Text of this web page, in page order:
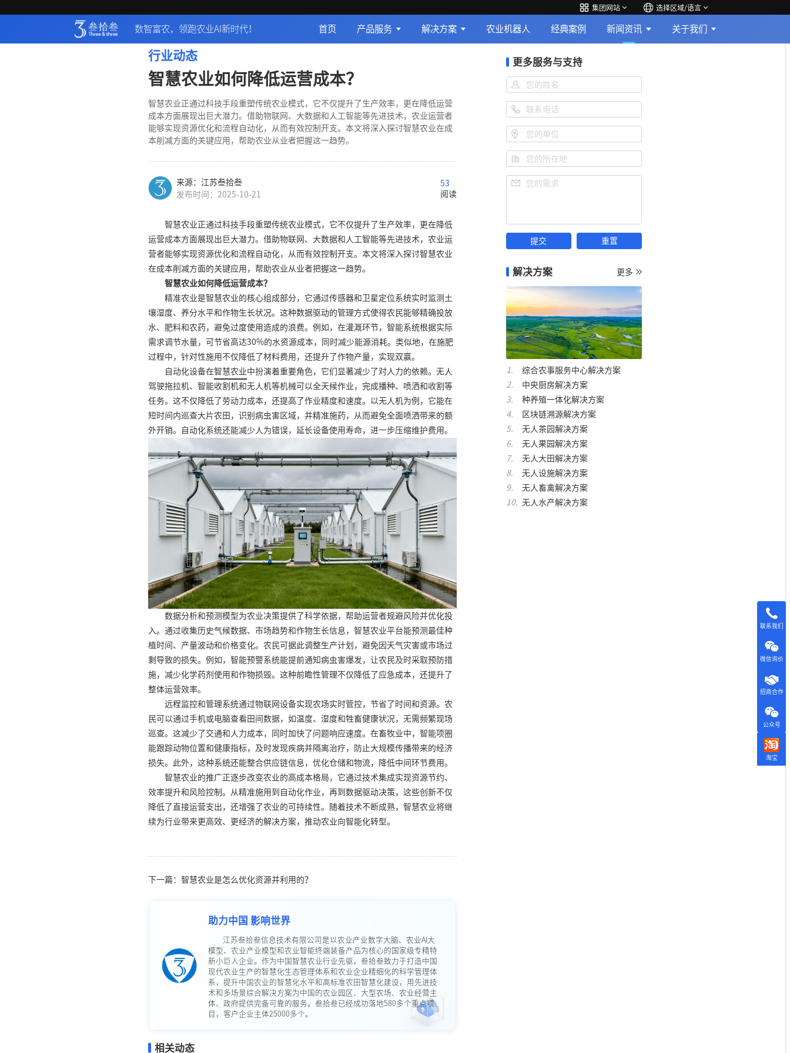
集团网站 选择区域/语言
数智富农，领跑农业AI新时代！ 首页 产品服务 解决方案 农业机器人 经典案例 新闻资讯 关于我们
行业动态
智慧农业如何降低运营成本？
智慧农业正通过科技手段重塑传统农业模式，它不仅提升了生产效率，更在降低运营
成本方面展现出巨大潜力。借助物联网、大数据和人工智能等先进技术，农业运营者
能够实现资源优化和流程自动化，从而有效控制开支。本文将深入探讨智慧农业在成
本削减方面的关键应用，帮助农业从业者把握这一趋势。
来源：江苏叁拾叁
发布时间：2025-10-21
53
阅读
智慧农业正通过科技手段重塑传统农业模式，它不仅提升了生产效率，更在降低
运营成本方面展现出巨大潜力。借助物联网、大数据和人工智能等先进技术，农业运
营者能够实现资源优化和流程自动化，从而有效控制开支。本文将深入探讨智慧农业
在成本削减方面的关键应用，帮助农业从业者把握这一趋势。
智慧农业如何降低运营成本？
精准农业是智慧农业的核心组成部分，它通过传感器和卫星定位系统实时监测土
壤湿度、养分水平和作物生长状况。这种数据驱动的管理方式使得农民能够精确投放
水、肥料和农药，避免过度使用造成的浪费。例如，在灌溉环节，智能系统根据实际
需求调节水量，可节省高达30%的水资源成本，同时减少能源消耗。类似地，在施肥
过程中，针对性施用不仅降低了材料费用，还提升了作物产量，实现双赢。
自动化设备在智慧农业中扮演着重要角色，它们显著减少了对人力的依赖。无人
驾驶拖拉机、智能收割机和无人机等机械可以全天候作业，完成播种、喷洒和收割等
任务。这不仅降低了劳动力成本，还提高了作业精度和速度。以无人机为例，它能在
短时间内巡查大片农田，识别病虫害区域，并精准施药，从而避免全面喷洒带来的额
外开销。自动化系统还能减少人为错误，延长设备使用寿命，进一步压缩维护费用。
数据分析和预测模型为农业决策提供了科学依据，帮助运营者规避风险并优化投
入。通过收集历史气候数据、市场趋势和作物生长信息，智慧农业平台能预测最佳种
植时间、产量波动和价格变化。农民可据此调整生产计划，避免因天气灾害或市场过
剩导致的损失。例如，智能预警系统能提前通知病虫害爆发，让农民及时采取预防措
施，减少化学药剂使用和作物损毁。这种前瞻性管理不仅降低了应急成本，还提升了
整体运营效率。
远程监控和管理系统通过物联网设备实现农场实时管控，节省了时间和资源。农
民可以通过手机或电脑查看田间数据，如温度、湿度和牲畜健康状况，无需频繁现场
巡查。这减少了交通和人力成本，同时加快了问题响应速度。在畜牧业中，智能项圈
能跟踪动物位置和健康指标，及时发现疾病并隔离治疗，防止大规模传播带来的经济
损失。此外，这种系统还能整合供应链信息，优化仓储和物流，降低中间环节费用。
智慧农业的推广正逐步改变农业的高成本格局，它通过技术集成实现资源节约、
效率提升和风险控制。从精准施用到自动化作业，再到数据驱动决策，这些创新不仅
降低了直接运营支出，还增强了农业的可持续性。随着技术不断成熟，智慧农业将继
续为行业带来更高效、更经济的解决方案，推动农业向智能化转型。
下一篇：智慧农业是怎么优化资源并利用的？
助力中国 影响世界
江苏叁拾叁信息技术有限公司是以农业产业数字大脑、农业AI大
模型、农业产业模型和农业智能终端装备产品为核心的国家级专精特
新小巨人企业。作为中国智慧农业行业先驱，叁拾叁致力于打造中国
现代农业生产的智慧化生态管理体系和农业企业精细化的科学管理体
系，提升中国农业的智慧化水平和高标准农田智慧化建设，用先进技
术和多场景综合解决方案为中国的农业园区、大型农场、农业经营主
体、政府提供完备可靠的服务。叁拾叁已经成功落地580多个重点项
目，客户企业主体25000多个。
相关动态
更多服务与支持
您的姓名
联系电话
您的单位
您的所在地
您的需求
解决方案 更多
综合农事服务中心解决方案
中央厨房解决方案
种养殖一体化解决方案
区块链溯源解决方案
无人茶园解决方案
无人果园解决方案
无人大田解决方案
无人设施解决方案
无人畜禽解决方案
无人水产解决方案
联系我们
微信询价
招商合作
公众号
淘宝